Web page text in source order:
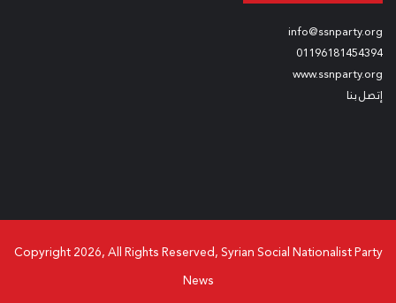
info@ssnparty.org
01196181454394
www.ssnparty.org
إتصل بنا
Copyright 2026, All Rights Reserved, Syrian Social Nationalist Party
News